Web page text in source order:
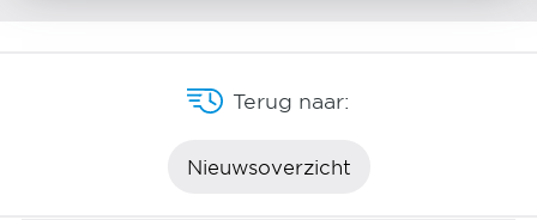
Terug naar:
Nieuwsoverzicht